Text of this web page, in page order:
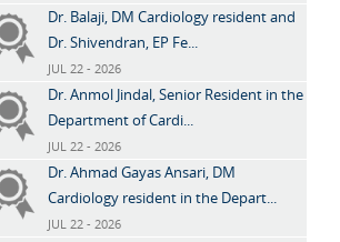
Dr. Balaji, DM Cardiology resident and
Dr. Shivendran, EP Fe...
JUL 22 - 2026
Dr. Anmol Jindal, Senior Resident in the
Department of Cardi...
JUL 22 - 2026
Dr. Ahmad Gayas Ansari, DM
Cardiology resident in the Depart...
JUL 22 - 2026